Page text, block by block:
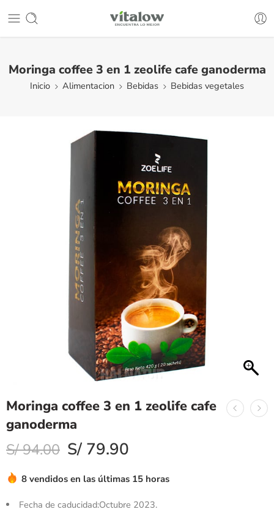
Moringa coffee 3 en 1 zeolife cafe ganoderma
Inicio Alimentacion Bebidas Bebidas vegetales
Moringa coffee 3 en 1 zeolife cafe
ganoderma
S/94.00 S/ 79.90
8 vendidos en las últimas 15 horas
Fecha de caducidad:Octubre 2023.